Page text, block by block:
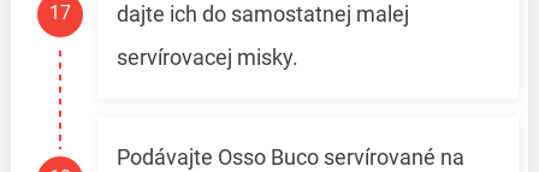
dajte ich do samostatnej malej
servírovacej misky.
Podávajte Osso Buco servírované na